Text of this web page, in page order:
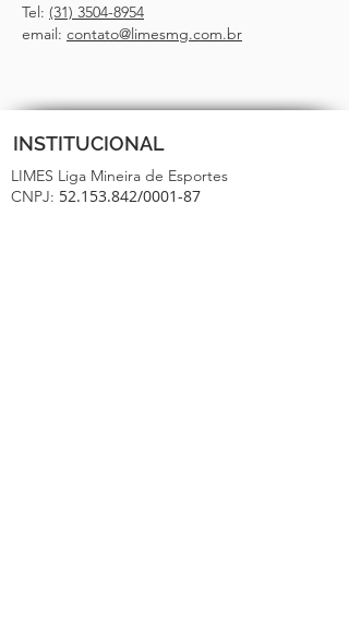
Tel: (31) 3504-8954
email: contato@limesmg.com.br
INSTITUCIONAL
LIMES Liga Mineira de Esportes
CNPJ: 52.153.842/0001-87